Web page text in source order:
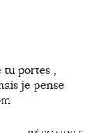
tu portes ,
je pense